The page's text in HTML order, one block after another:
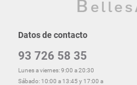
Datos de contacto
93 726 58 35
Lunes a viernes: 9:00 a 20:30
Sábado: 10:00 a 13:45 y 17:00 a